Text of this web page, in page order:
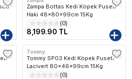
Kargo Bedava
Zampa Bottas Kedi Köpek Puseti
Haki 48x80x99cm 15Kg
(0)
8,199.90 TL
Kargo Bedava
Tommy
Tommy SP03 Kedi Köpek Puseti
Lacivert 80x46x99cm 15Kg
(0)